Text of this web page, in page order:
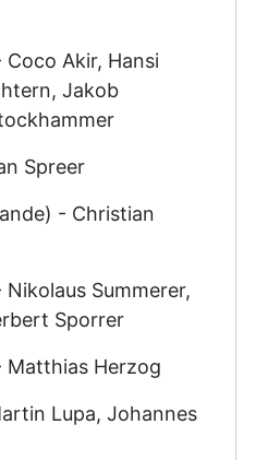
Akir, Hansi
Jakob
Spreer
- Christian
Summerer,
Sporrer
Herzog
Lupa, Johannes